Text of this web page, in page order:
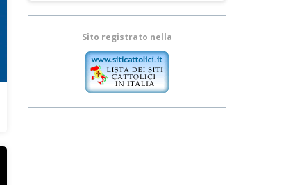
Sito registrato nella